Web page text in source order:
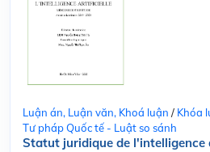
Luận án, Luận văn, Khoá luận / Khóa
Tư pháp Quốc tế - Luật so sánh
Statut juridique de